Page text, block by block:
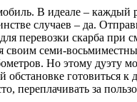
В идеале – каждый
случаев – да.
перевозки скарба
своим семи-
Но этому дуэту
готовиться к
переплачивать за